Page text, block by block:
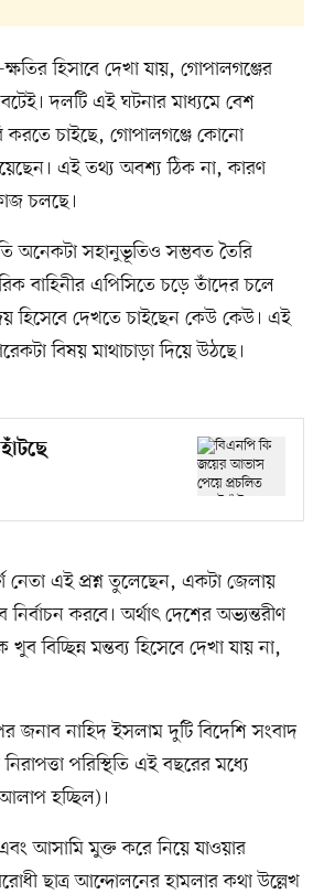
হিসাবে দেখা যায়, গোপালগঞ্জের
দলটি এই ঘটনার মাধ্যমে বেশ
চাইছে, গোপালগঞ্জে কোনো
এই তথ্য অবশ্য ঠিক না, কারণ
চলছে।
অনেকটা সহানুভূতিও সম্ভবত তৈরি
বাহিনীর এপিসিতে চড়ে তাঁদের চলে
হিসেবে দেখতে চাইছেন কেউ কেউ। এই
বিষয় মাথাচাড়া দিয়ে উঠছে।
এই প্রশ্ন তুলেছেন, একটা জেলায়
করবে। অর্থাৎ দেশের অভ্যন্তরীণ
বিচ্ছিন্ন মন্তব্য হিসেবে দেখা যায় না,
জনাব নাহিদ ইসলাম দুটি বিদেশি সংবাদ
পরিস্থিতি এই বছরের মধ্যে
আলাপ হচ্ছিল)।
আসামি মুক্ত করে নিয়ে যাওয়ার
ছাত্র আন্দোলনের হামলার কথা উল্লেখ